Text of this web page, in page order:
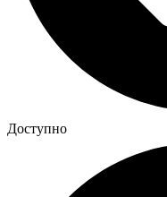
Доступно